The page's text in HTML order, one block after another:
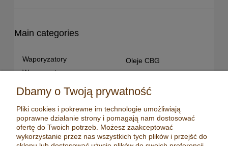
Main categories
Waporyzatory
Waporyzatory
Waporyzatory manualne
Waporyzatory
stacjonarne
Premium vaporizers
Oleje CBG
Susz konopny
CBD dla zwierząt
Młynki/ Grindery
Zapalniczki
Dbamy o Twoją prywatność
Pliki cookies i pokrewne im technologie umożliwiają
poprawne działanie strony i pomagają nam dostosować
ofertę do Twoich potrzeb. Możesz zaakceptować
wykorzystanie przez nas wszystkich tych plików i przejść do